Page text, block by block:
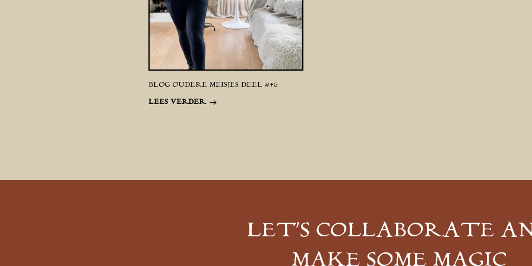
BLOG OUDERE MEISJES DEEL #46
LEES VERDER
LET’S COLLABORATE
MAKE SOME MAGIC